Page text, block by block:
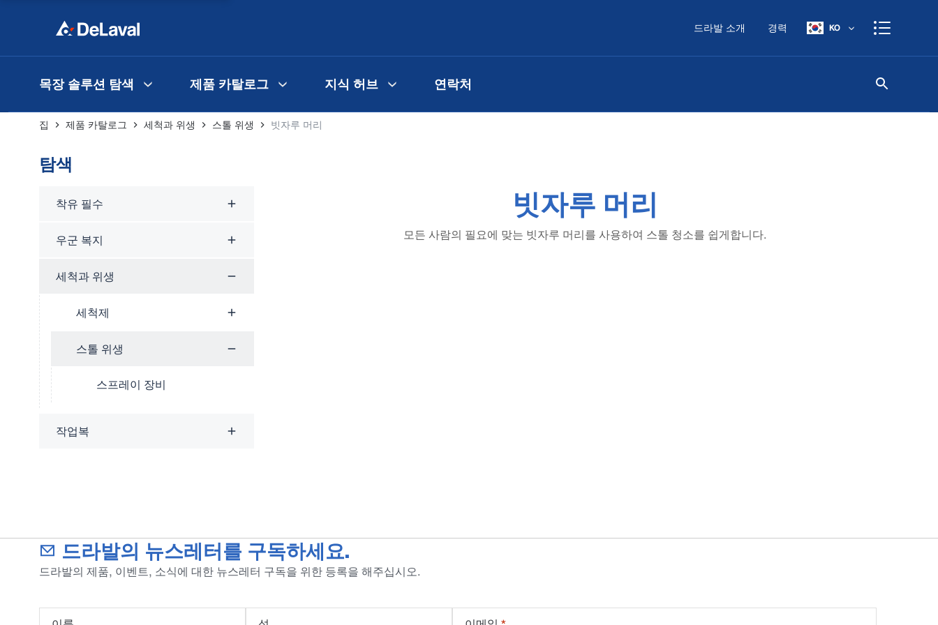
드라발 소개 경력 KO
목장 솔루션 탐색 제품 카탈로그 지식 허브 연락처
집 제품 카탈로그 세척과 위생 스톨 위생 빗자루 머리
탐색
착유 필수
우군 복지
세척과 위생
세척제
스톨 위생
스프레이 장비
작업복
빗자루 머리
모든 사람의 필요에 맞는 빗자루 머리를 사용하여 스톨 청소를 쉽게합니다.
드라발의 뉴스레터를 구독하세요.
드라발의 제품, 이벤트, 소식에 대한 뉴스레터 구독을 위한 등록을 해주십시오.